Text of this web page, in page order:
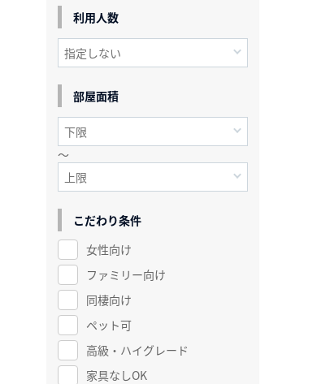
利用人数
部屋面積
～
こだわり条件
女性向け
ファミリー向け
同棲向け
ペット可
高級・ハイグレード
家具なしOK